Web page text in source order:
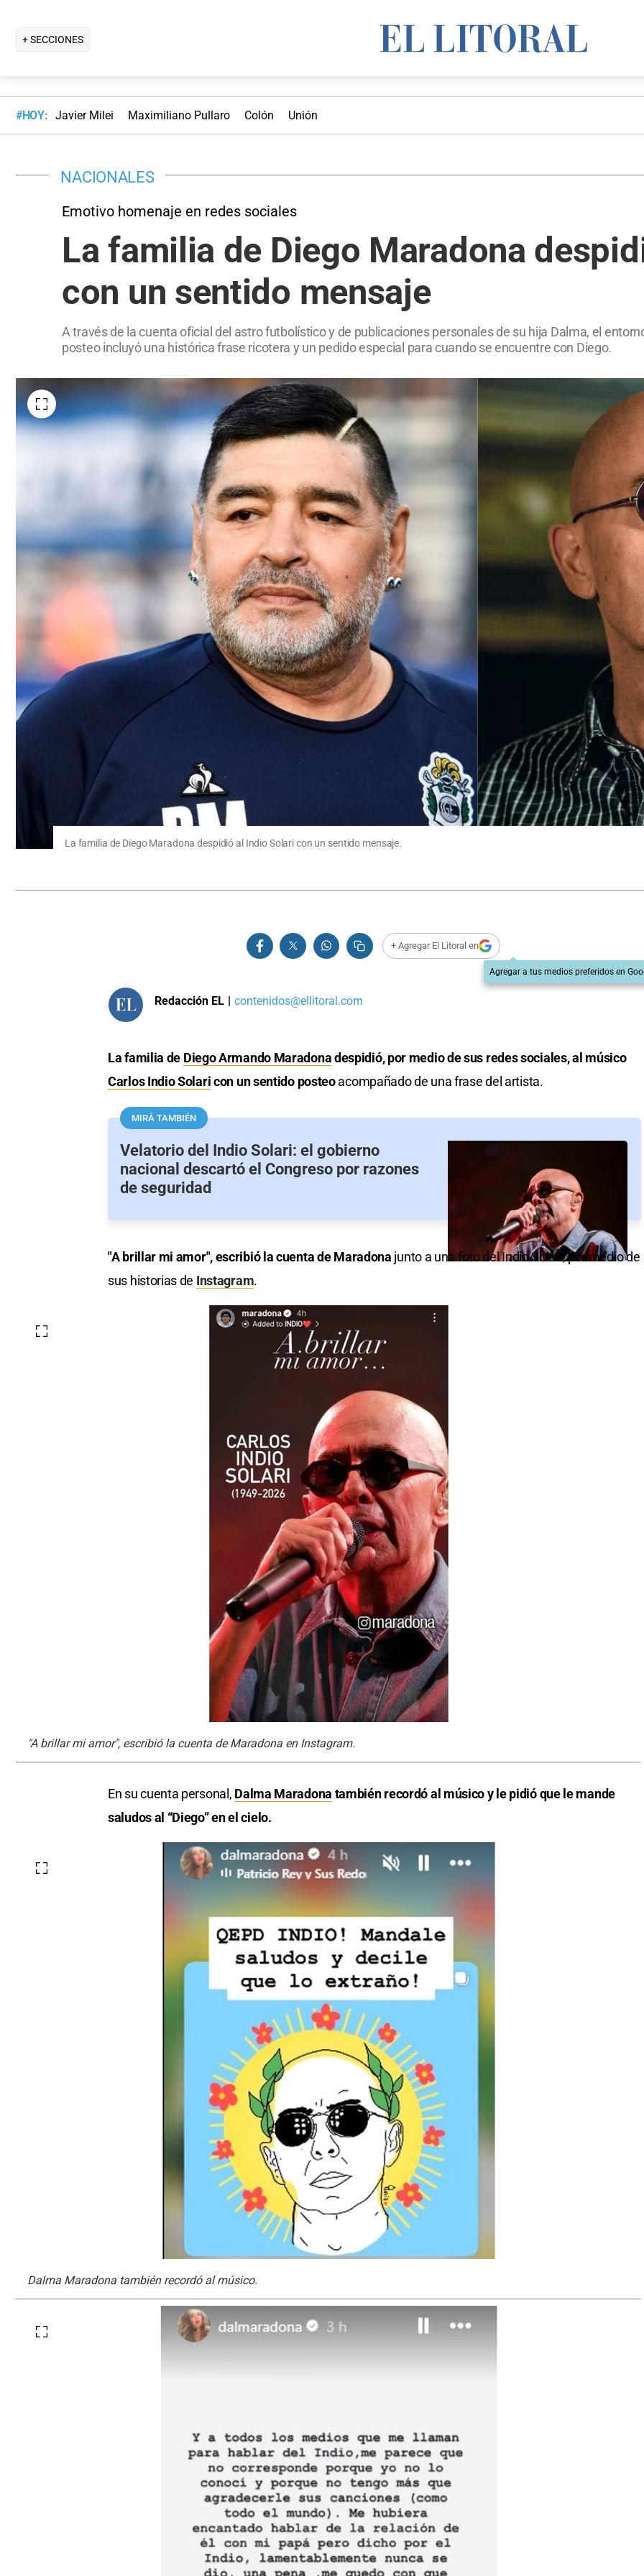
+ SECCIONES
#HOY: Javier Milei Maximiliano Pullaro Colón Unión
NACIONALES
Emotivo homenaje en redes sociales
La familia de Diego Maradona
con un sentido mensaje
A través de la cuenta oficial del astro futbolístico y de publicaciones personales de su hija Dalma, el
posteo incluyó una histórica frase ricotera y un pedido especial para cuando se encuentre con Diego.
La familia de Diego Maradona despidió al Indio Solari con un sentido mensaje.
+ Agregar El Litoral en
Agregar a tus medios preferidos en
Redacción EL | contenidos@ellitoral.com
La familia de Diego Armando Maradonadespidió, por medio de sus redes sociales, al músico
Carlos Indio Solaricon un sentido posteoacompañado de una frase del artista.
MIRÁ TAMBIÉN
Velatorio del Indio Solari: el gobierno
nacional descartó el Congreso por razones
de seguridad
"A brillar mi amor", escribió la cuenta de Maradona junto a una foto del Indio Solari, por medio de
sus historias de Instagram.
"A brillar mi amor", escribió la cuenta de Maradona en Instagram.
En su cuenta personal, Dalma Maradona también recordó al músico y le pidió que le mande
saludos al “Diego” en el cielo.
Dalma Maradona también recordó al músico.